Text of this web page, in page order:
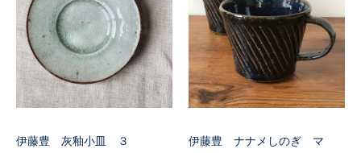
伊藤豊 灰釉小皿 ３
伊藤豊 ナナメしのぎ マ